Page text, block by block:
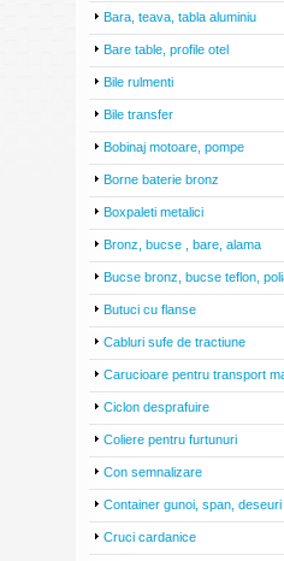
Bara, teava, tabla aluminiu
Bare table, profile otel
Bile rulmenti
Bile transfer
Bobinaj motoare, pompe
Borne baterie bronz
Boxpaleti metalici
Bronz, bucse , bare, alama
Bucse bronz, bucse teflon,
Butuci cu flanse
Cabluri sufe de tractiune
Carucioare pentru transport
Ciclon desprafuire
Coliere pentru furtunuri
Con semnalizare
Container gunoi, span, deseuri
Cruci cardanice